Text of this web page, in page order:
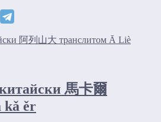
阿列山大 транслитом Ā Liè
馬卡爾
kǎ ěr